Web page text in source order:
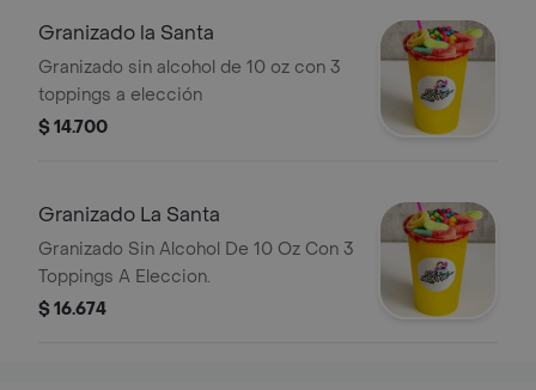
Granizado la Santa
Granizado sin alcohol de 10 oz con 3
toppings a elección
$ 14.700
Granizado La Santa
Granizado Sin Alcohol De 10 Oz Con 3
Toppings A Eleccion.
$ 16.674